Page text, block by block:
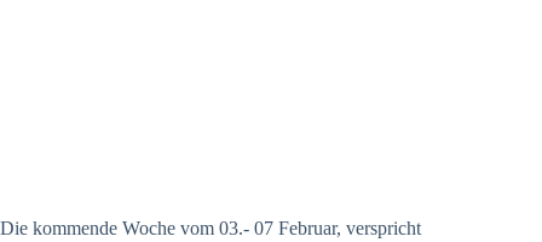
Die kommende Woche vom 03.- 07 Februar, verspricht